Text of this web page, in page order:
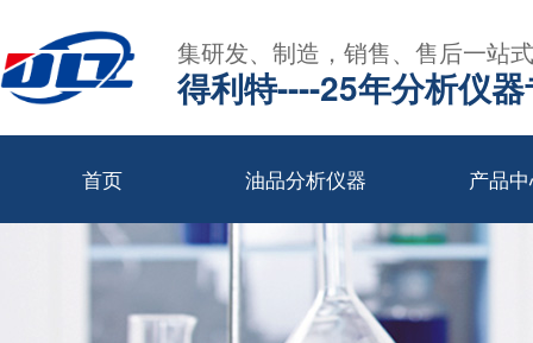
集研发、制造，销售、售后一站
得利特----25年分析仪
首页 油品分析仪器 产品